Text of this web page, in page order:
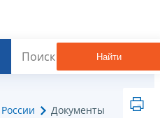
Найти
Документы